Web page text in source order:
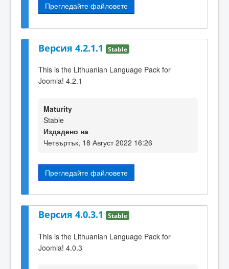
Прегледайте файловете
Версия 4.2.1.1 Stable
This is the Lithuanian Language Pack for
Joomla! 4.2.1
Maturity
Stable
Издадено на
Четвъртък, 18 Август 2022 16:26
Прегледайте файловете
Версия 4.0.3.1 Stable
This is the Lithuanian Language Pack for
Joomla! 4.0.3